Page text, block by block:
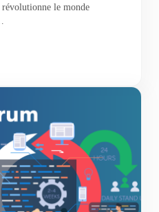
le monde
par l’intelligence artificielle ?